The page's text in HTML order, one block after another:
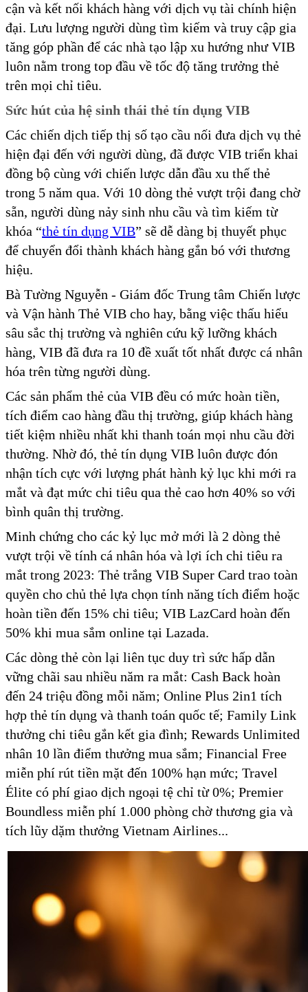
cận và kết nối khách hàng với dịch vụ tài chính hiện
đại. Lưu lượng người dùng tìm kiếm và truy cập gia
tăng góp phần để các nhà tạo lập xu hướng như VIB
luôn nằm trong top đầu về tốc độ tăng trưởng thẻ
trên mọi chỉ tiêu.
Sức hút của hệ sinh thái thẻ tín dụng VIB
Các chiến dịch tiếp thị số tạo cầu nối đưa dịch vụ thẻ
hiện đại đến với người dùng, đã được VIB triển khai
đồng bộ cùng với chiến lược dẫn đầu xu thế thẻ
trong 5 năm qua. Với 10 dòng thẻ vượt trội đang chờ
sẵn, người dùng nảy sinh nhu cầu và tìm kiếm từ
khóa “thẻ tín dụng VIB” sẽ dễ dàng bị thuyết phục
để chuyển đổi thành khách hàng gắn bó với thương
hiệu.
Bà Tường Nguyễn - Giám đốc Trung tâm Chiến lược
và Vận hành Thẻ VIB cho hay, bằng việc thấu hiểu
sâu sắc thị trường và nghiên cứu kỹ lưỡng khách
hàng, VIB đã đưa ra 10 đề xuất tốt nhất được cá nhân
hóa trên từng người dùng.
Các sản phẩm thẻ của VIB đều có mức hoàn tiền,
tích điểm cao hàng đầu thị trường, giúp khách hàng
tiết kiệm nhiều nhất khi thanh toán mọi nhu cầu đời
thường. Nhờ đó, thẻ tín dụng VIB luôn được đón
nhận tích cực với lượng phát hành kỷ lục khi mới ra
mắt và đạt mức chi tiêu qua thẻ cao hơn 40% so với
bình quân thị trường.
Minh chứng cho các kỷ lục mở mới là 2 dòng thẻ
vượt trội về tính cá nhân hóa và lợi ích chi tiêu ra
mắt trong 2023: Thẻ trắng VIB Super Card trao toàn
quyền cho chủ thẻ lựa chọn tính năng tích điểm hoặc
hoàn tiền đến 15% chi tiêu; VIB LazCard hoàn đến
50% khi mua sắm online tại Lazada.
Các dòng thẻ còn lại liên tục duy trì sức hấp dẫn
vững chãi sau nhiều năm ra mắt: Cash Back hoàn
đến 24 triệu đồng mỗi năm; Online Plus 2in1 tích
hợp thẻ tín dụng và thanh toán quốc tế; Family Link
thưởng chi tiêu gắn kết gia đình; Rewards Unlimited
nhân 10 lần điểm thưởng mua sắm; Financial Free
miễn phí rút tiền mặt đến 100% hạn mức; Travel
Élite có phí giao dịch ngoại tệ chỉ từ 0%; Premier
Boundless miễn phí 1.000 phòng chờ thương gia và
tích lũy dặm thưởng Vietnam Airlines...